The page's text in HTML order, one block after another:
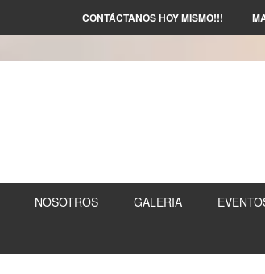
CONTÁCTANOS HOY MISMO!!!
NOSOTROS GALERIA